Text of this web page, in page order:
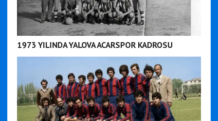
1973 YILINDA YALOVA ACARSPOR KADROSU